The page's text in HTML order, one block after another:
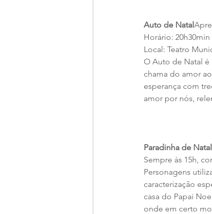
Auto de Natal
Horário: 20h30min
Local: Teatro
O Auto de Natal é
chama do amor
esperança com
amor por nós,
Paradinha de Natal
Sempre às 15h,
Personagens
caracterização
casa do Papai
onde em certo